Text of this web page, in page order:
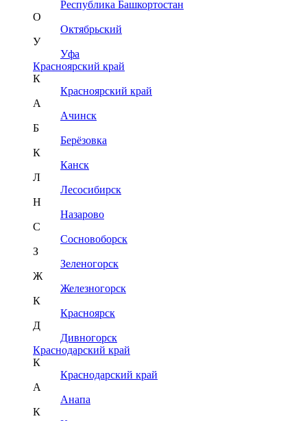
Республика Башкортостан
О
Октябрьский
У
Уфа
Красноярский край
К
Красноярский край
А
Ачинск
Б
Берёзовка
К
Канск
Л
Лесосибирск
Н
Назарово
С
Сосновоборск
З
Зеленогорск
Ж
Железногорск
К
Красноярск
Д
Дивногорск
Краснодарский край
К
Краснодарский край
А
Анапа
К